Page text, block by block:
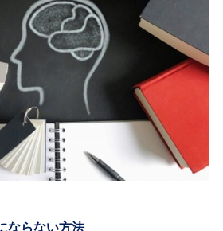
ならない方法